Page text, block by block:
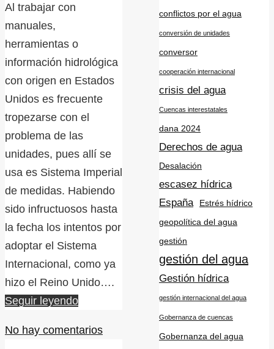
Al trabajar con
manuales,
herramientas o
información hidrológica
con origen en Estados
Unidos es frecuente
tropezarse con el
problema de las
unidades, pues allí se
usa es Sistema Imperial
de medidas. Habiendo
sido infructuosos hasta
la fecha los intentos por
adoptar el Sistema
Internacional, como ya
hizo el Reino Unido….
Seguir leyendo
No hay comentarios
conflictos por el agua
conversión de unidades
conversor
cooperación internacional
crisis del agua
Cuencas interestatales
dana 2024
Derechos de agua
Desalación
escasez hídrica
España
Estrés hídrico
geopolítica del agua
gestión
gestión del agua
Gestión hídrica
gestión internacional del agua
Gobernanza de cuencas
Gobernanza del agua